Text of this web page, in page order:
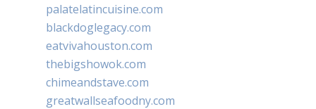
palatelatincuisine.com
blackdoglegacy.com
eatvivahouston.com
thebigshowok.com
chimeandstave.com
greatwallseafoodny.com